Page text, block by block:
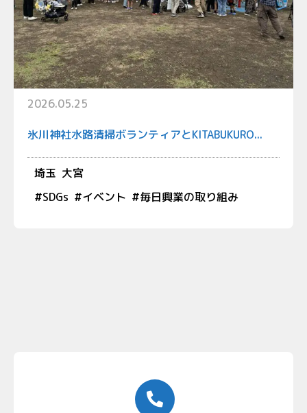
2026.05.25
氷川神社水路清掃ボランティアとKITABUKURO...
埼玉 大宮
#SDGs #イベント #毎日興業の取り組み